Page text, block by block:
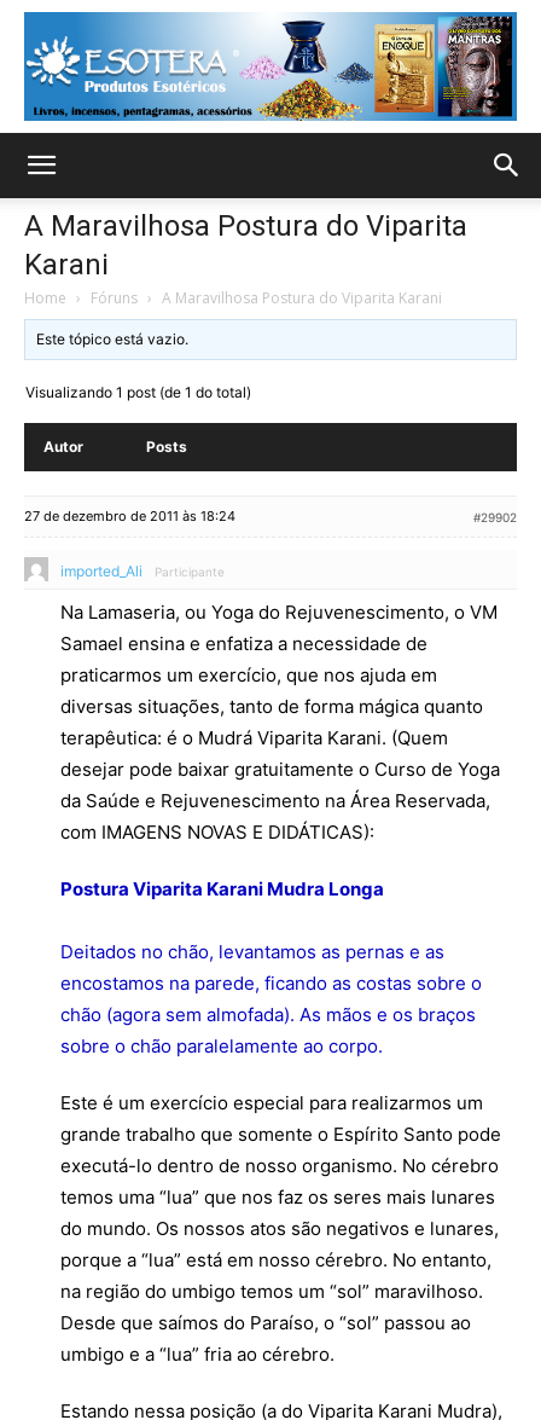
A Maravilhosa Postura do Viparita
Karani
Home › Fóruns › A Maravilhosa Postura do Viparita Karani
Este tópico está vazio.
Visualizando 1 post (de 1 do total)
Autor Posts
27 de dezembro de 2011 às 18:24 #29902
imported_Ali Participante
Na Lamaseria, ou Yoga do Rejuvenescimento, o VM
Samael ensina e enfatiza a necessidade de
praticarmos um exercício, que nos ajuda em
diversas situações, tanto de forma mágica quanto
terapêutica: é o Mudrá Viparita Karani. (Quem
desejar pode baixar gratuitamente o Curso de Yoga
da Saúde e Rejuvenescimento na Área Reservada,
com IMAGENS NOVAS E DIDÁTICAS):
Postura Viparita Karani Mudra Longa
Deitados no chão, levantamos as pernas e as
encostamos na parede, ficando as costas sobre o
chão (agora sem almofada). As mãos e os braços
sobre o chão paralelamente ao corpo.
Este é um exercício especial para realizarmos um
grande trabalho que somente o Espírito Santo pode
executá-lo dentro de nosso organismo. No cérebro
temos uma “lua” que nos faz os seres mais lunares
do mundo. Os nossos atos são negativos e lunares,
porque a “lua” está em nosso cérebro. No entanto,
na região do umbigo temos um “sol” maravilhoso.
Desde que saímos do Paraíso, o “sol” passou ao
umbigo e a “lua” fria ao cérebro.
Estando nessa posição (a do Viparita Karani Mudra),